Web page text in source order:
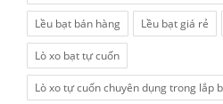
Lều bạt bán hàng Lều bạt giá rẻ
Lò xo bạt tự cuốn
Lò xo tự cuốn chuyên dụng trong lắp